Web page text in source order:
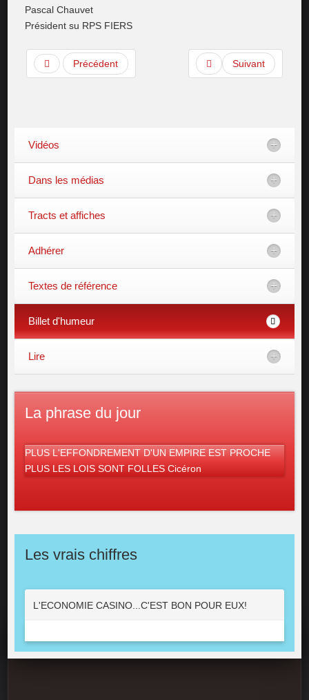
Pascal Chauvet
Président su RPS FIERS
Précédent Suivant
Vidéos
Dans les médias
Tracts et affiches
Adhérer
Textes de référence
Billet d'humeur
Lire
La phrase du jour
PLUS L'EFFONDREMENT D'UN EMPIRE EST PROCHE
PLUS LES LOIS SONT FOLLES Cicéron
Les vrais chiffres
L'ECONOMIE CASINO...C'EST BON POUR EUX!